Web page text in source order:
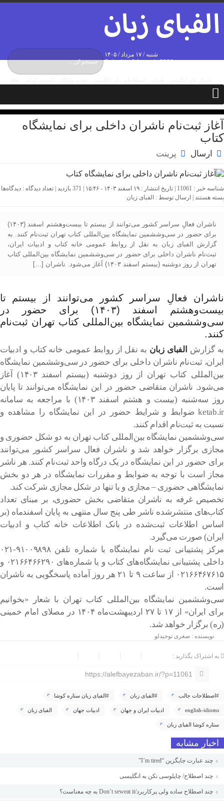
شنبه / ۱۷ مرداد / ۱۴۰۵
Saturday, 8 August , 2026
آغاز ثبت‌نام ناشران داخلی برای نمایشگاه
کتاب
ارسال پرینت
شناسه خبر : 11061 | تاریخ انتشار : ۱۹ اسفند ۱۴۰۳ - ۱۵:۴۶ | 371 بازدید | تعداد دیدگاه :
دیدگاه‌ها
برای
داخلی
برای
نمایشگاه
کتاب
بسته هستند | ارسال توسط : الفبای زبان
ناشران فعالِ سراسر کشور می‌توانند از بیستم تا بیست‌وهشتم اسفند (۱۴۰۳)
برای حضور در سی‌وششمین نمایشگاه بین‌المللی کتاب تهران ثبت‌نام کنند. به
گزارش الفبای زبان به نقل از روابط عمومی خانه کتاب و ادبیات ایران،
ثبت‌نام ناشران داخلی برای حضور در سی‌وششمین نمایشگاه بین‌المللی کتاب
تهران از روز دوشنبه (بیستم اسفند ۱۴۰۳) آغاز می‌شود. ناشران […]
ناشران فعالِ سراسر کشور می‌توانند از بیستم تا
بیست‌وهشتم اسفند (۱۴۰۳) برای حضور در
سی‌وششمین نمایشگاه بین‌المللی کتاب تهران ثبت‌نام
کنند.
به گزارش الفبای زبان به نقل از روابط عمومی خانه کتاب و ادبیات
ایران، ثبت‌نام ناشران داخلی برای حضور در سی‌وششمین نمایشگاه
بین‌المللی کتاب تهران از روز دوشنبه (بیستم اسفند ۱۴۰۳) آغاز
می‌شود. ناشران متقاضی حضور در این نمایشگاه می‌توانند تا پایان
روز سه‌شنبه (بیست و هشتم اسفند ۱۴۰۳) با مراجعه به سامانه
ketab.ir ضوابط و شرایط حضور در این نمایشگاه را مشاهده و
نسبت به ثبت‌نام اقدام کنند.
سی‌وششمین نمایشگاه بین‌المللی کتاب تهران به دو شکل حضوری و
مجازی برگزار خواهد شد و ناشران فعال سراسر کشور می‌توانند
برای حضور در این نمایشگاه در یک درگاه واحد ثبت‌نام کنند. هر ناشر
مجاز است با توجه به ضوابط و مقررات نمایشگاه در هر دو بخش
نمایشگاهی حضوری – مجازی و یا تنها در شکل مجازی شرکت کند.
تخصیص غرفه به ناشران متقاضی بخش حضوری، بر مبنای تعداد
کتاب‌های منتشرشده ناشر طی پنج سال منتهی به پایان اسفندماه (بر
اساس اطلاعات ثبت‌شده در بانک اطلاعات خانه کتاب و ادبیات
ایران) صورت می‌گیرد.
مرکز پشتیبانی ثبت نام نمایشگاه با شماره‌ تلفن ۹۱۰۰۹۸۹۸-۰۲۱
داخلی‌ پشتیبانی نمایشگاه‌های کتاب و یا شماره‌های ۰۲۱۶۶۴۶۶۲۹۰ و
۰۲۱۶۶۴۶۷۶۱۵ از ساعت ۹ تا ۲۱ هر روز آماده پاسخگویی به ناشران
است.
سی‌وششمین نمایشگاه بین‌المللی کتاب تهران با شعار «بخوانیم
برای ایران» از ۱۷ تا ۲۷ اردیبهشت‌ماه ۱۴۰۴ در مصلای امام خمینی
(ره) برگزار خواهد شد.
نویسنده : صغری توحیدلو
به اشتراک بگذارید :
https://alefbayezaban.ir/?p=11061
#اصطلاحات جالب #الفبای زبان #الفبای زبان ستاره کوشا
english-idioms ادبیات ایران و جهان ادبیات جهان الفبای زبان
ستاره کوشا الفبای زبان
اخبار مشابه
چند عبارت جایگزین “I’m tired”
چند اصطلاح/ چاپلوسی نکن به انگلیسی
چند اصطلاح ساده ولی پرکاربرد/Don’t seweat it به چه معناست؟